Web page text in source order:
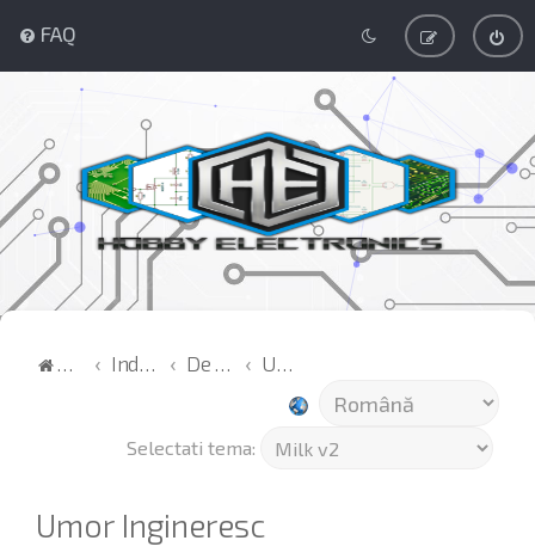
FAQ
Acasă Index De toate Umor Ingineresc
Selectati tema:
Umor Ingineresc